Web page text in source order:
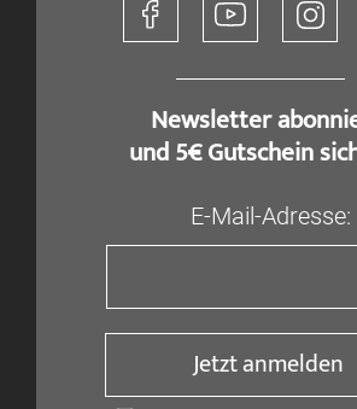
Newsletter
und 5€ Gutschein
E-Mail-Adresse:
Jetzt anmelden